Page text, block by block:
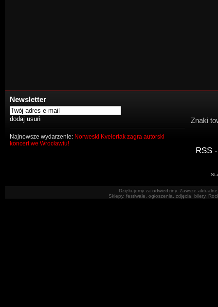
Newsletter
Najnowsze wydarzenie: Norweski Kvelertak zagra autorski
koncert we Wrocławiu!
Znaki
RSS
Dziękujemy za odwiedziny. Zawsze
Sklepy, festiwale, ogłoszenia, zdjęcia, bilety.